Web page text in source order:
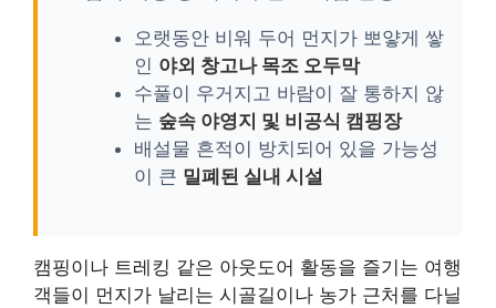
오랫동안 비워 두어 먼지가 뽀얗게 쌓
인 야외 창고나 목조 오두막
수풀이 우거지고 바람이 잘 통하지 않
는 숲속 야영지 및 비공식 캠핑장
배설물 흔적이 방치되어 있을 가능성
이 큰 밀폐된 실내 시설
캠핑이나 트레킹 같은 아웃도어 활동을 즐기는 여행
객들이 먼지가 날리는 시골길이나 농가 근처를 다닐